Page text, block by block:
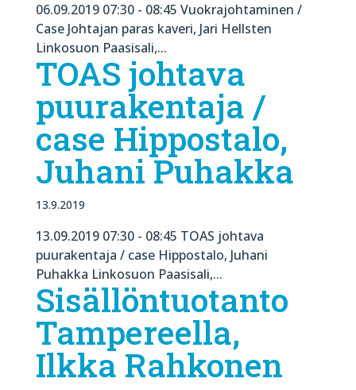
06.09.2019 07:30 - 08:45 Vuokrajohtaminen /
Case Johtajan paras kaveri, Jari Hellsten
Linkosuon Paasisali,...
TOAS johtava
puurakentaja /
case Hippostalo,
Juhani Puhakka
13.9.2019
13.09.2019 07:30 - 08:45 TOAS johtava
puurakentaja / case Hippostalo, Juhani
Puhakka Linkosuon Paasisali,...
Sisällöntuotanto
Tampereella,
Ilkka Rahkonen